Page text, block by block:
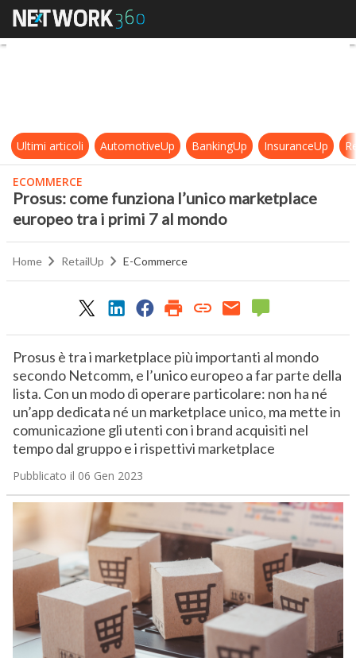
Prosus: come funziona l’unico
Ultimi articoli AutomotiveUp BankingUp InsuranceUp
ECOMMERCE
Prosus: come funziona l’unico marketplace
europeo tra i primi 7 al mondo
Home RetailUp E-Commerce
Prosus è tra i marketplace più importanti al mondo
secondo Netcomm, e l’unico europeo a far parte della
lista. Con un modo di operare particolare: non ha né
un’app dedicata né un marketplace unico, ma mette in
comunicazione gli utenti con i brand acquisiti nel
tempo dal gruppo e i rispettivi marketplace
Pubblicato il 06 Gen 2023